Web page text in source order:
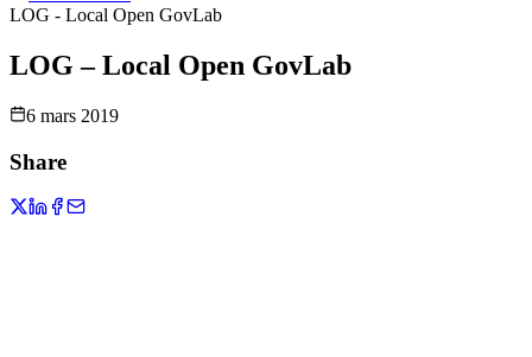
LOG - Local Open GovLab
LOG – Local Open GovLab
6 mars 2019
Share